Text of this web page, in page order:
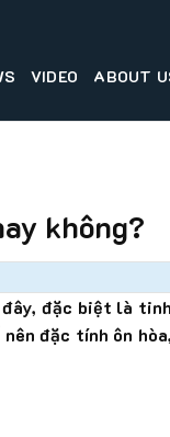
VIDEO ABOUT
không?
đây, đặc biệt là tinh
đặc tính ôn hòa,